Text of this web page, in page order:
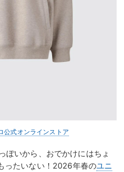
公式オンラインストア
ぽいから、おでかけにはちょ
ったいない！2026年春のユニ